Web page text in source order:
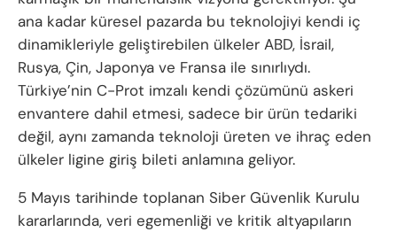
ana kadar küresel pazarda bu teknolojiyi kendi iç
dinamikleriyle geliştirebilen ülkeler ABD, İsrail,
Rusya, Çin, Japonya ve Fransa ile sınırlıydı.
Türkiye’nin C-Prot imzalı kendi çözümünü askeri
envantere dahil etmesi, sadece bir ürün tedariki
değil, aynı zamanda teknoloji üreten ve ihraç eden
ülkeler ligine giriş bileti anlamına geliyor.
5 Mayıs tarihinde toplanan Siber Güvenlik Kurulu
kararlarında, veri egemenliği ve kritik altyapıların